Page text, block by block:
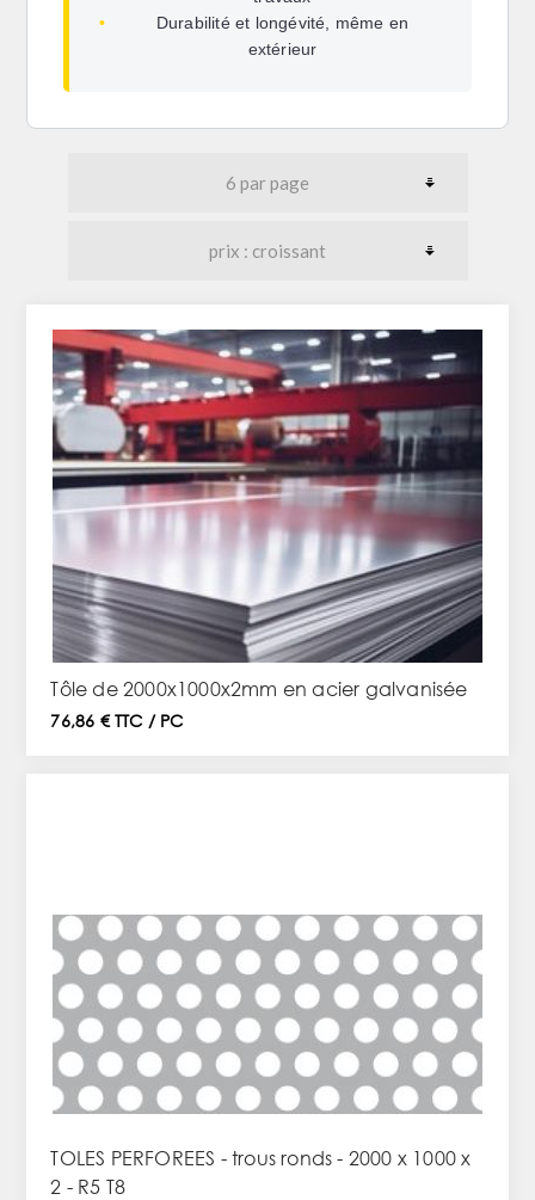
•
Durabilité et longévité , même en
extérieur
Tôle de 2000x1000x2mm en acier galvanisée
76,86 € TTC / PC
TOLES PERFOREES - trous ronds - 2000 x 1000 x
2 - R5 T8